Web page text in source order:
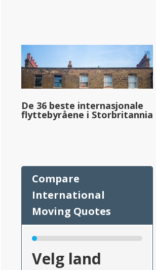
De 36 beste internasjonale
flyttebyråene i Storbritannia
Velg land